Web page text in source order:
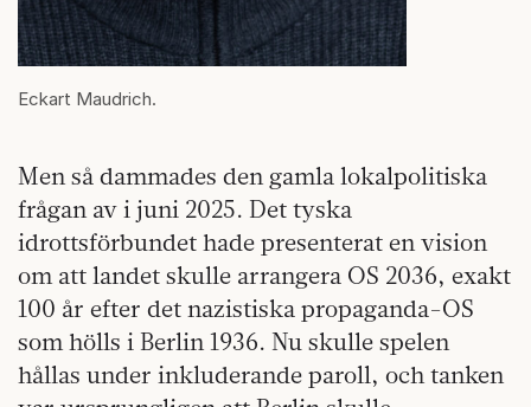
Eckart Maudrich.
Men så dammades den gamla lokalpolitiska
frågan av i juni 2025. Det tyska
idrottsförbundet hade presenterat en vision
om att landet skulle arrangera OS 2036, exakt
100 år efter det nazistiska propaganda-OS
som hölls i Berlin 1936. Nu skulle spelen
hållas under inkluderande paroll, och tanken